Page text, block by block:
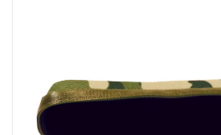
Health Supplies